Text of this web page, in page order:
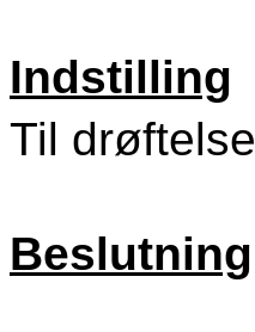
Indstilling
Til drøftelse
Beslutning